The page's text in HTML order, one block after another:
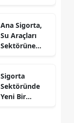
Ana Sigorta,
Su Araçları
Sektörüne
Sigorta
Sektöründe
Yeni Bir